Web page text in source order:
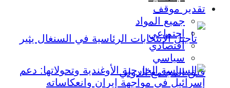
تقدير موقف
جميع المواد
اجتماعي
اقتصادي
سياسي